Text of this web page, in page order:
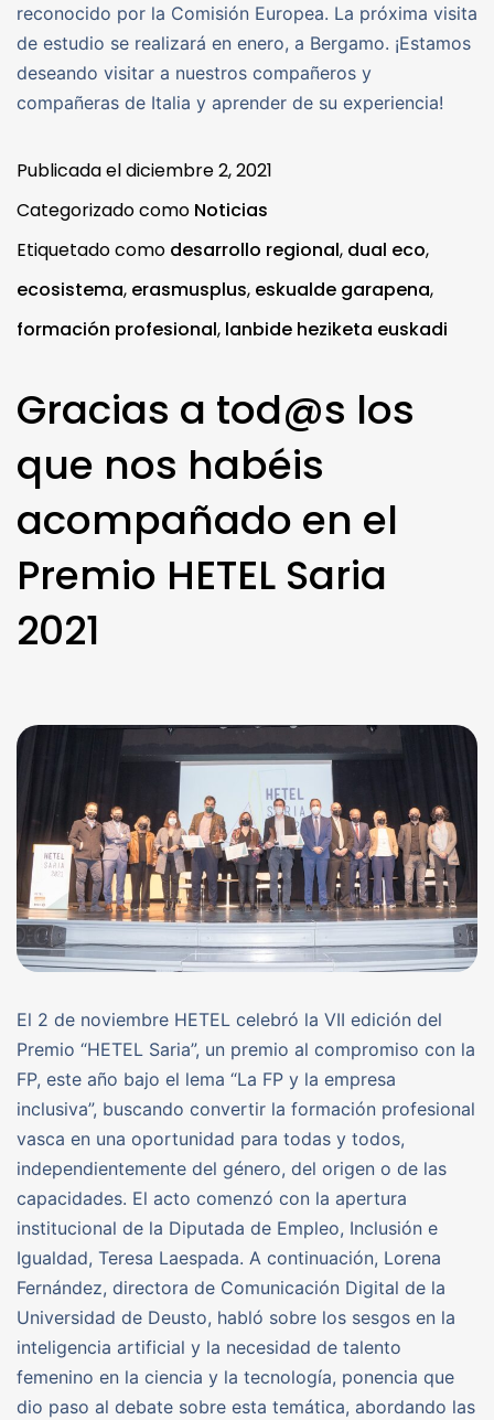
reconocido por la Comisión Europea. La próxima visita
de estudio se realizará en enero, a Bergamo. ¡Estamos
deseando visitar a nuestros compañeros y
compañeras de Italia y aprender de su experiencia!
Publicada eldiciembre 2, 2021
Categorizado como Noticias
Etiquetado como desarrollo regional, dual eco,
ecosistema, erasmusplus, eskualde garapena,
formación profesional, lanbide heziketa euskadi
Gracias a tod@s los
que nos habéis
acompañado en el
Premio HETEL Saria
2021
El 2 de noviembre HETEL celebró la VII edición del
Premio “HETEL Saria”, un premio al compromiso con la
FP, este año bajo el lema “La FP y la empresa
inclusiva”, buscando convertir la formación profesional
vasca en una oportunidad para todas y todos,
independientemente del género, del origen o de las
capacidades. El acto comenzó con la apertura
institucional de la Diputada de Empleo, Inclusión e
Igualdad, Teresa Laespada. A continuación, Lorena
Fernández, directora de Comunicación Digital de la
Universidad de Deusto, habló sobre los sesgos en la
inteligencia artificial y la necesidad de talento
femenino en la ciencia y la tecnología, ponencia que
dio paso al debate sobre esta temática, abordando las